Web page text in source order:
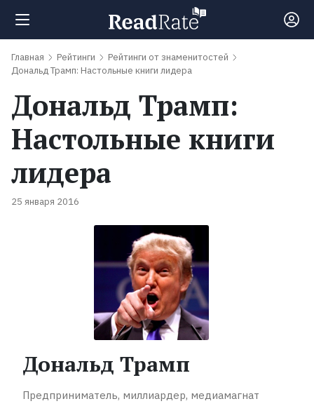
Поиск
Новости
100
Рейтинги
ReadRate
Главная Рейтинги
Рейтинги от знаменитостей
Дональд Трамп: Настольные книги лидера
Дональд Трамп:
Настольные книги
лидера
25 января 2016
Дональд Трамп
Предприниматель, миллиардер, медиамагнат